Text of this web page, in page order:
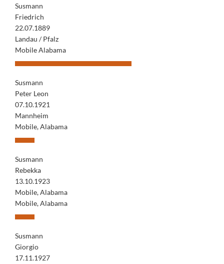
Susmann
Friedrich
22.07.1889
Landau / Pfalz
Mobile Alabama
Susmann
Peter Leon
07.10.1921
Mannheim
Mobile, Alabama
Susmann
Rebekka
13.10.1923
Mobile, Alabama
Mobile, Alabama
Susmann
Giorgio
17.11.1927